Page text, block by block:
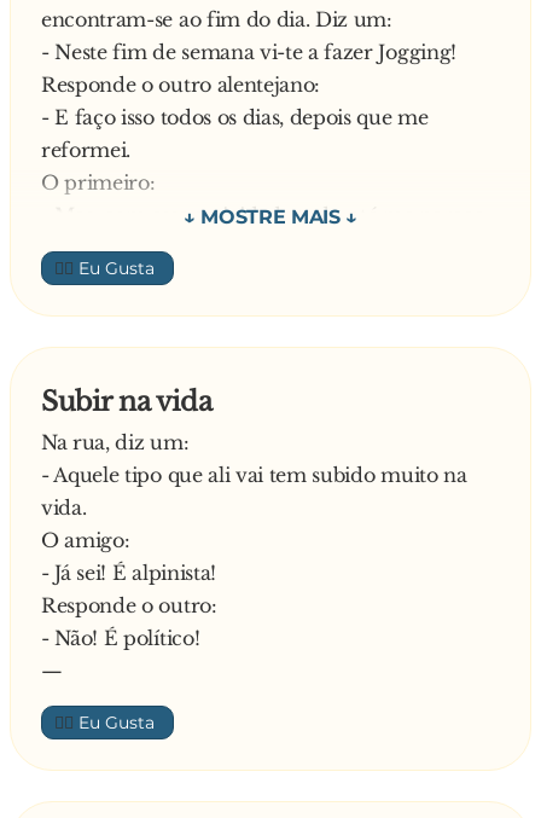
encontram-se ao fim do dia. Diz um:
- Neste fim de semana vi-te a fazer Jogging!
Responde o outro alentejano:
- E faço isso todos os dias, depois que me
reformei.
O primeiro:
- Mas, com essa actividade toda, até me parece
que estás mais gordo!
O diz o segundo:
- Pois estou, pá! É que, no fim das caminhadas,
fico cá com um apetite
👍🏼
Subir na vida
Na rua, diz um:
- Aquele tipo que ali vai tem subido muito na
vida.
O amigo:
- Já sei! É alpinista!
Responde o outro:
- Não! É político!
—
👍🏼